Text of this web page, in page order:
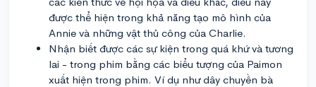
được thể hiện trong khả năng tạo mô hình của
Annie và những vật thủ công của Charlie.
Nhận biết được các sự kiện trong quá khứ và tương
lai - trong phim bằng các biểu tượng của Paimon
xuất hiện trong phim. Ví dụ như dây chuyền bà